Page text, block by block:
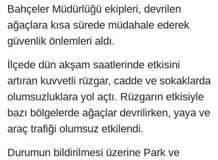
Bahçeler Müdürlüğü ekipleri, devrilen
ağaçlara kısa sürede müdahale ederek
güvenlik önlemleri aldı.
İlçede dün akşam saatlerinde etkisini
artıran kuvvetli rüzgar, cadde ve sokaklarda
olumsuzluklara yol açtı. Rüzgarın etkisiyle
bazı bölgelerde ağaçlar devrilirken, yaya ve
araç trafiği olumsuz etkilendi.
Durumun bildirilmesi üzerine Park ve